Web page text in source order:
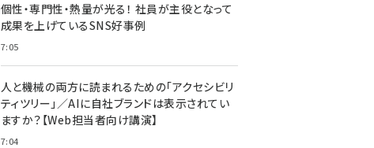
個性・専門性・熱量が光る！ 社員が主役となって
成果を上げているSNS好事例
7:05
人と機械の両方に読まれるための「アクセシビリ
ティツリー」／AIに自社ブランドは表示されてい
ますか？【Web担当者向け講演】
7:04